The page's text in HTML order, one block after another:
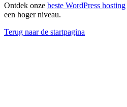
Ontdek onze beste WordPress hosting
een hoger niveau.
Terug naar de startpagina